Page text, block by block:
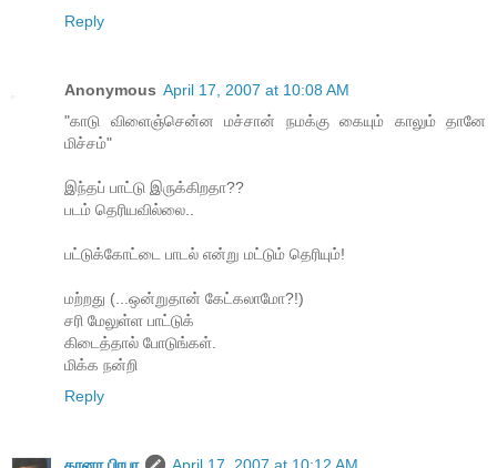
Reply
Anonymous April 17, 2007 at 10:08 AM
"காடு விளைஞ்சென்ன மச்சான் நமக்கு கையும் காலும் தானே
மிச்சம்"
இந்தப் பாட்டு இருக்கிறதா??
படம் தெரியவில்லை..
பட்டுக்கோட்டை பாடல் என்று மட்டும் தெரியும்!
மற்றது (...ஒன்றுதான் கேட்கலாமோ?!)
சரி மேலுள்ள பாட்டுக்
கிடைத்தால் போடுங்கள்.
மிக்க நன்றி
Reply
கானா பிரபா
April 17, 2007 at 10:12 AM